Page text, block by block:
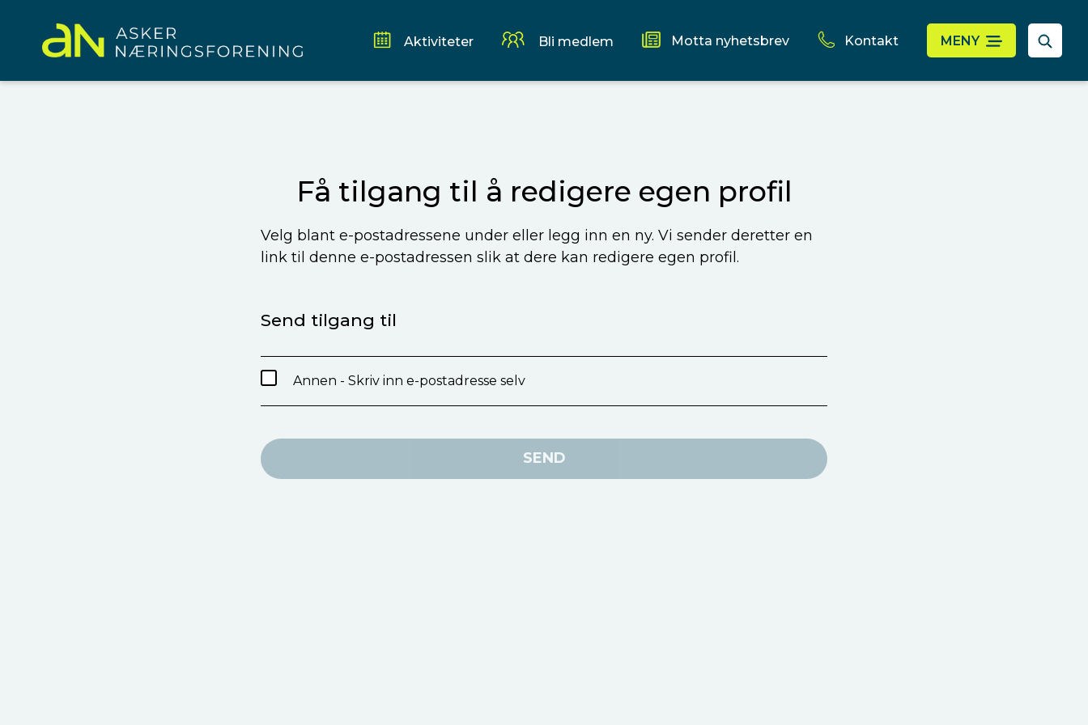
Aktiviteter Bli medlem Motta nyhetsbrev Kontakt MENY
Få tilgang til å redigere egen profil
Velg blant e-postadressene under eller legg inn en ny. Vi sender deretter en
link til denne e-postadressen slik at dere kan redigere egen profil.
Send tilgang til
Annen - Skriv inn e-postadresse selv
SEND